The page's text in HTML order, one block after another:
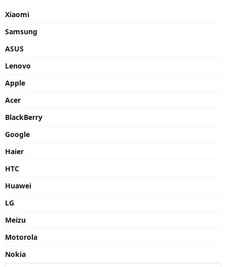
Xiaomi
Samsung
ASUS
Lenovo
Apple
Acer
BlackBerry
Google
Haier
HTC
Huawei
LG
Meizu
Motorola
Nokia